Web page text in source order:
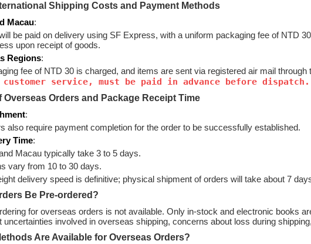
Shipping Costs and Payment Methods
Macau:
be paid on delivery using SF Express, with a uniform packaging fee of NTD
upon receipt of goods.
Regions:
fee of NTD 30 is charged, and items are sent via registered air mail through
service, must be paid in advance before dispatch.
Overseas Orders and Package Receipt Time
:
also require payment completion for the order to be successfully established.
Time:
Macau typically take 3 to 5 days.
vary from 10 to 30 days.
delivery speed is definitive; physical shipment of orders will take about 7
Be Pre-ordered?
for overseas orders is not available. Only in-stock and electronic books
uncertainties involved in overseas shipping, concerns about loss during
Are Available for Overseas Orders?